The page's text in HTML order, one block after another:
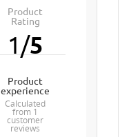
Product
Rating
1 /5
product
experience
calculated
from 1
customer
reviews